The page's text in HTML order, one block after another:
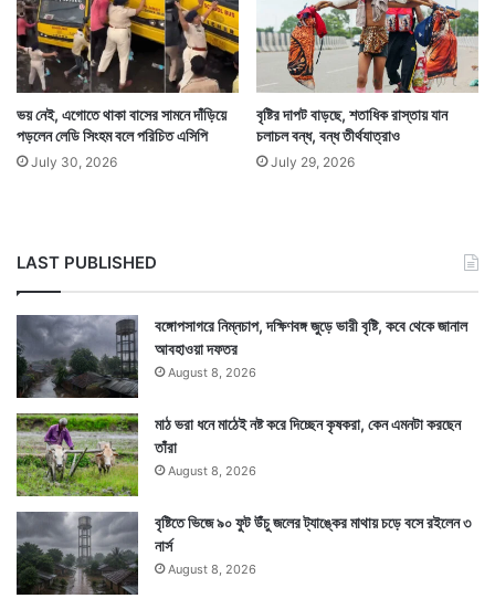
সংস্থার সাহায্য নিয়ে লেখা
Tags Coronavirus National News
ভয় নেই, এগোতে থাকা বাসের সামনে দাঁড়িয়ে
পড়লেন লেডি সিংহম বলে পরিচিত এসিপি
July 30, 2026
বৃষ্টির দাপট বাড়ছে, শতাধিক রাস্তায় যান
চলাচল বন্ধ, বন্ধ তীর্থযাত্রাও
July 29, 2026
LAST PUBLISHED
বঙ্গোপসাগরে নিম্নচাপ, দক্ষিণবঙ্গ জুড়ে ভারী বৃষ্টি, কবে থেকে জানাল
আবহাওয়া দফতর
August 8, 2026
মাঠ ভরা ধনে মাঠেই নষ্ট করে দিচ্ছেন কৃষকরা, কেন এমনটা করছেন
তাঁরা
August 8, 2026
বৃষ্টিতে ভিজে ৯০ ফুট উঁচু জলের ট্যাঙ্কের মাথায় চড়ে বসে রইলেন ৩
নার্স
August 8, 2026